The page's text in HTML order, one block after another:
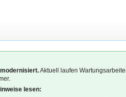
Aktuell laufen
lesen: